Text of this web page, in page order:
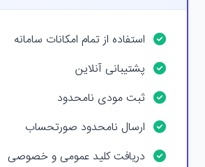
استفاده از تمام امکانات سامانه
پشتیبانی آنلاین
ثبت مودی نامحدود
ارسال نامحدود صورتحساب
دریافت کلید عمومی و خصوصی